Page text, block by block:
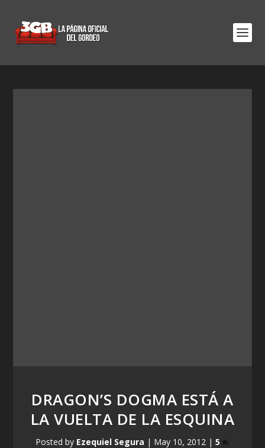
DRAGON’S DOGMA ESTÁ A
LA VUELTA DE LA ESQUINA
Posted by Ezequiel Segura | May 10, 2012 | 5